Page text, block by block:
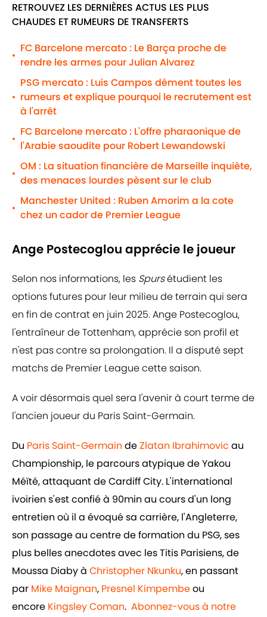
RETROUVEZ LES DERNIÈRES ACTUS LES PLUS
CHAUDES ET RUMEURS DE TRANSFERTS
•
FC Barcelone mercato : Le Barça proche de
rendre les armes pour Julian Alvarez
•
PSG mercato : Luis Campos dément toutes les
rumeurs et explique pourquoi le recrutement est
à l'arrêt
•
FC Barcelone mercato : L'offre pharaonique de
l'Arabie saoudite pour Robert Lewandowski
•
OM : La situation financière de Marseille inquiète,
des menaces lourdes pèsent sur le club
•
Manchester United : Ruben Amorim a la cote
chez un cador de Premier League
Ange Postecoglou apprécie le joueur
Selon nos informations, les Spursétudient les
options futures pour leur milieu de terrain qui sera
en fin de contrat en juin 2025. Ange Postecoglou,
l'entraîneur de Tottenham, apprécie son profil et
n'est pas contre sa prolongation. Il a disputé sept
matchs de Premier League cette saison.
A voir désormais quel sera l'avenir à court terme de
l'ancien joueur du Paris Saint-Germain.
Du Paris Saint-Germain deZlatan Ibrahimovic au
Championship, le parcours atypique de Yakou
Méïté, attaquant de Cardiff City. L'international
ivoirien s'est confié à 90min au cours d'un long
entretien où il a évoqué sa carrière, l'Angleterre,
son passage au centre de formation du PSG, ses
plus belles anecdotes avec les Titis Parisiens, de
Moussa Diaby à Christopher Nkunku, en passant
par Mike Maignan, Presnel Kimpembeou
encore Kingsley Coman. Abonnez-vous à notre